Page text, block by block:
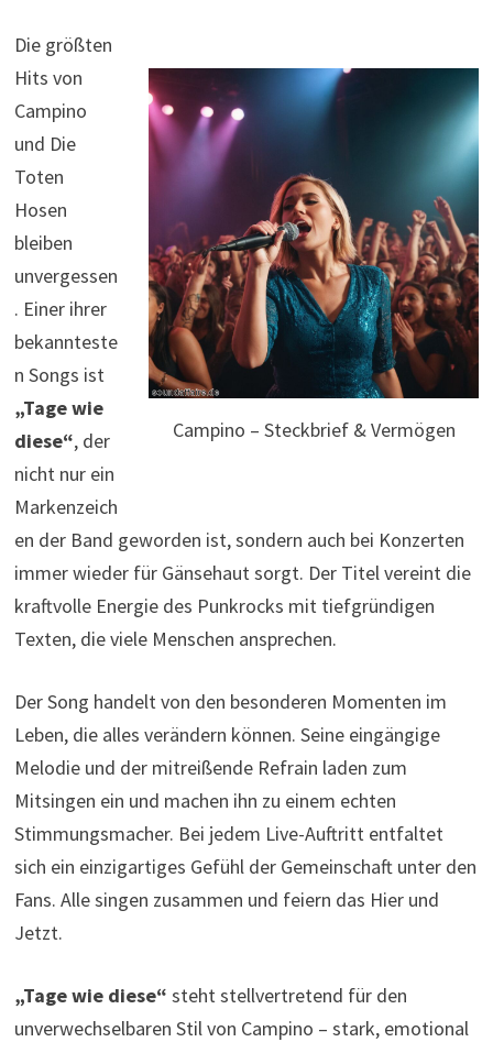
Campino – Steckbrief & Vermögen
Die größten
Hits von
Campino
und Die
Toten
Hosen
bleiben
unvergessen
. Einer ihrer
bekannteste
n Songs ist
„Tage wie
diese“, der
nicht nur ein
Markenzeich
en der Band geworden ist, sondern auch bei Konzerten
immer wieder für Gänsehaut sorgt. Der Titel vereint die
kraftvolle Energie des Punkrocks mit tiefgründigen
Texten, die viele Menschen ansprechen.
Der Song handelt von den besonderen Momenten im
Leben, die alles verändern können. Seine eingängige
Melodie und der mitreißende Refrain laden zum
Mitsingen ein und machen ihn zu einem echten
Stimmungsmacher. Bei jedem Live-Auftritt entfaltet
sich ein einzigartiges Gefühl der Gemeinschaft unter den
Fans. Alle singen zusammen und feiern das Hier und
Jetzt.
„Tage wie diese“ steht stellvertretend für den
unverwechselbaren Stil von Campino – stark, emotional